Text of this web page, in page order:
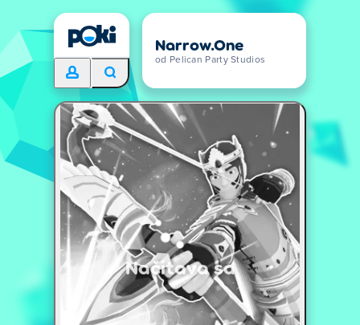
Narrow.One
od Pelican Party Studios
Načítava sa